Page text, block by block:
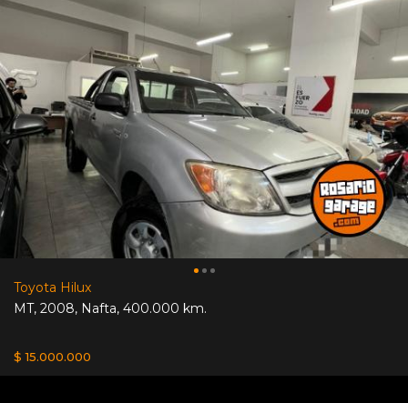
Toyota Hilux
MT, 2008, Nafta, 400.000 km.
$ 15.000.000